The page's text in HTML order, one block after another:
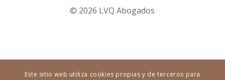
© 2026 LVQ Abogados
Este sitio web utiliza cookies propias y de terceros para